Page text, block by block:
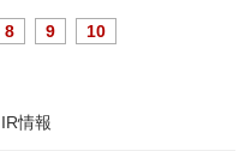
8 9 10
IR情報